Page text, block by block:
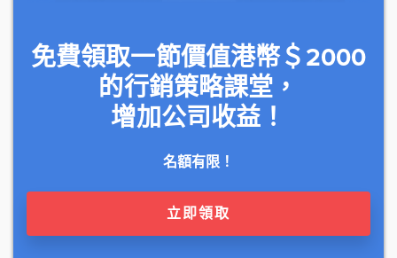
免費領取一節價值港幣＄2000
的行銷策略課堂，
增加公司收益！
名額有限！
立即領取